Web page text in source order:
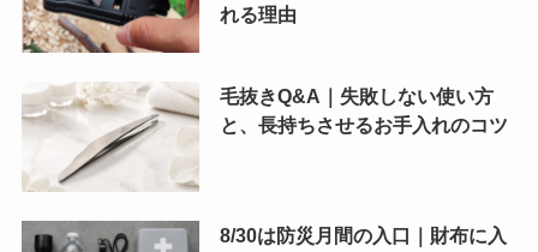
れる理由
毛抜きQ&A｜失敗しない使い方
と、長持ちさせるお手入れのコツ
8/30は防災月間の入口｜財布に入